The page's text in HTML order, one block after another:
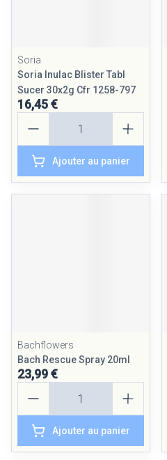
Soria
Soria Inulac Blister Tabl
Sucer 30x2g Cfr 1258-797
16,45 €
Ajouter au panier
Bachflowers
Bach Rescue Spray 20ml
23,99 €
Ajouter au panier